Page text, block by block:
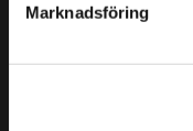
Marknadsföring
Kontaktuppgifter finns